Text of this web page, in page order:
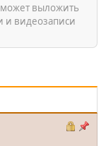
выложить
и видеозаписи